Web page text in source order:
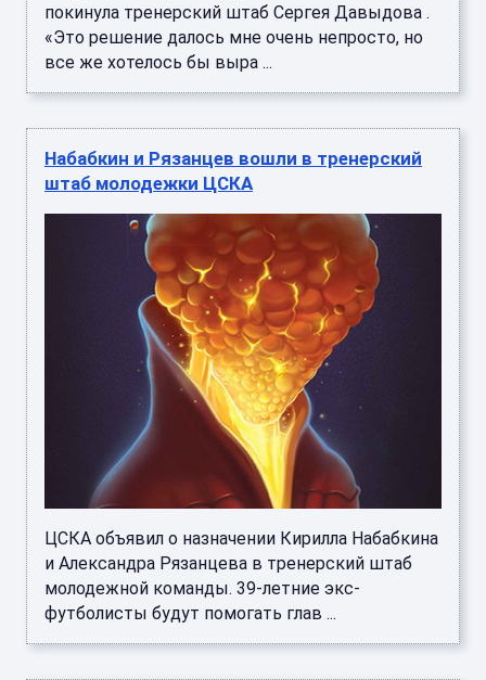
покинула тренерский штаб Сергея Давыдова .
«Это решение далось мне очень непросто, но
все же хотелось бы выра ...
Набабкин и Рязанцев вошли в тренерский
штаб молодежки ЦСКА
ЦСКА объявил о назначении Кирилла Набабкина
и Александра Рязанцева в тренерский штаб
молодежной команды. 39-летние экс-
футболисты будут помогать глав ...